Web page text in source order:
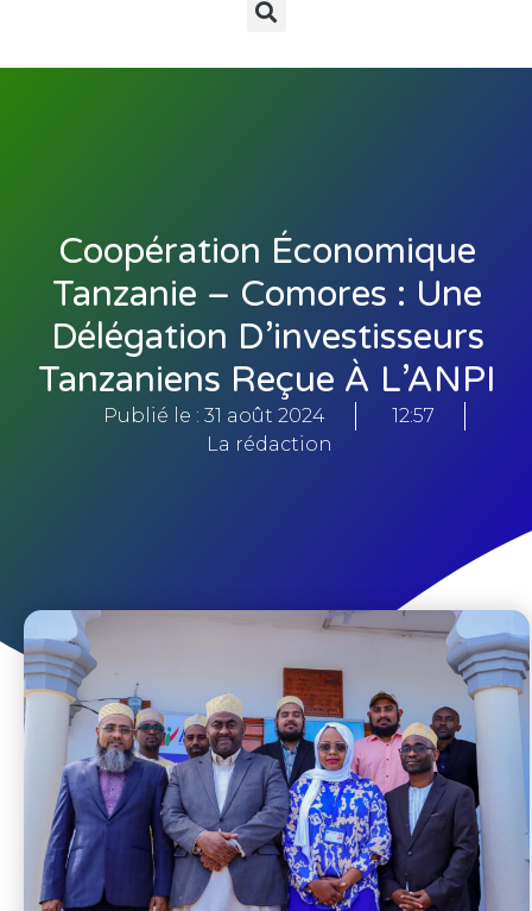
Coopération Économique
Tanzanie – Comores : Une
Délégation D’investisseurs
Tanzaniens Reçue À L’ANPI
Publié le : 31 août 2024
12:57
La rédaction